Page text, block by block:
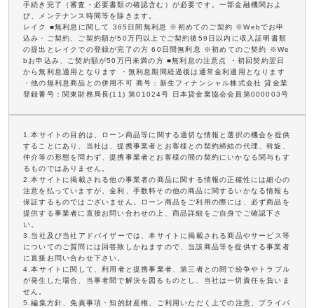
手続き完了（審査・必要書類の確認含む）が必要です。一部金融機関およ
び、メンテナンス時間等を除きます。
レイク ■無利息に関して 365日間無利息 ※初めてのご契約 ※Webでお申
込み・ご契約、ご契約額が50万円以上でご契約後59日以内に収入証明書類
の提出とレイクでの登録が完了の方 60日間無利息 ※初めてのご契約 ※We
bお申込み、ご契約額が50万円未満の方 ■無利息の注意点 ・初回契約翌日
から無利息適用となります ・無利息期間経過後は通常金利適用となります
・他の無利息商品との併用不可 商号：新生フィナンシャル株式会社 貸金業
登録番号：関東財務局長(11) 第01024号 日本貸金業協会会員第000003号
1.本サイトの目的は、ローン商品等に関する適切な情報と選択の機会を提供
することにあり、当社は、提携事業者とお客様との契約締結の代理、斡旋、
仲介等の形態を問わず、提携事業者とお客様の間の契約にいかなる関与もす
るものではありません。
2.本サイトに掲載される他の事業者の商品に関する情報の正確性には細心の
注意を払っていますが、金利、手数料その他の商品に関するいかなる情報も
保証するものではございません。ローン商品をご利用の際には、必ず商品を
提供する事業者に直接お問い合わせの上、商品詳細をご自身でご確認下さ
い。
3.当社及び当社アドバイザーでは、本サイトに掲載される商品やサービス等
についてのご質問には回答致しかねますので、当該商品等を提供する事業者
に直接お問い合わせ下さい。
4.本サイトに関して、利用者と提携事業者、第三者との間で紛争やトラブル
が発生した場合、当事者間で解決を図るものとし、当社は一切責任を負いま
せん。
5.編集方針、免責事項・知的財産権、ご利用いただく上での注意、プライバ